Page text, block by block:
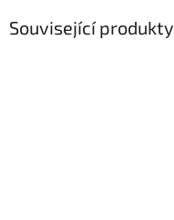
Související produkty